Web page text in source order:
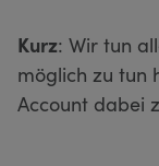
Kurz: Wir tun
möglich zu tun
Account dabei